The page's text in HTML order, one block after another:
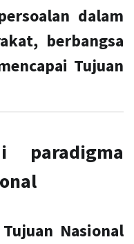
dalam
berbangsa
Tujuan
paradigma
Nasional